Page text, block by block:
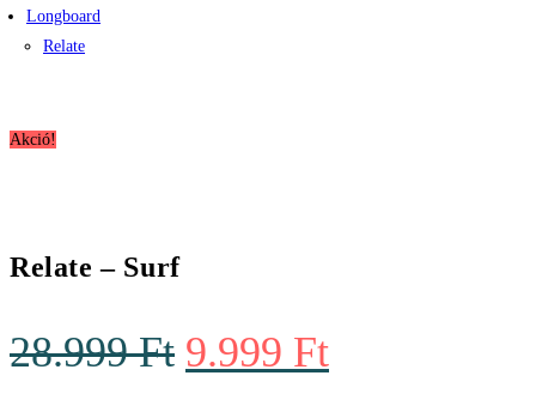
Longboard
Relate
Akció!
Relate – Surf
28.999Ft Original
9.999 FtCurrent